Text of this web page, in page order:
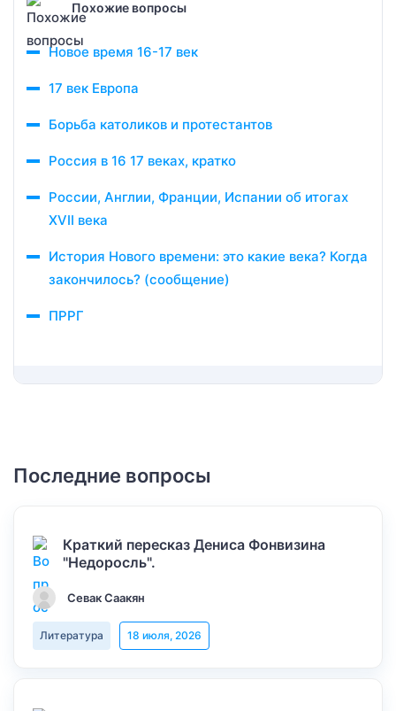
Похожие вопросы
Новое время 16-17 век
17 век Европа
Борьба католиков и протестантов
Россия в 16 17 веках, кратко
России, Англии, Франции, Испании об итогах
XVII века
История Нового времени: это какие века? Когда
закончилось? (сообщение)
ПРРГ
Последние вопросы
Краткий пересказ Дениса Фонвизина
"Недоросль".
Севак Саакян
Литература 18 июля, 2026